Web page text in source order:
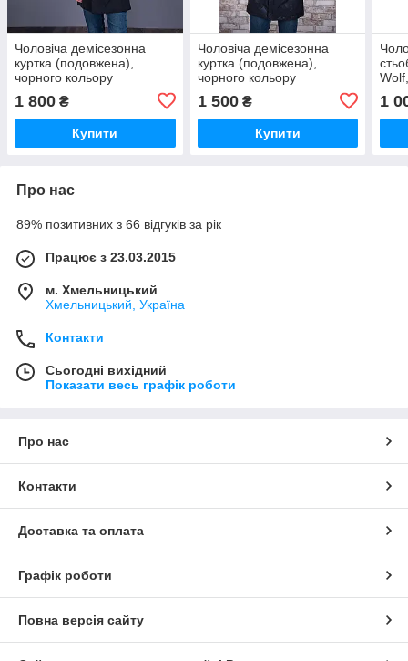
Чоловіча демісезонна
куртка (подовжена),
чорного кольору
1 800 ₴
Купити
Чоловіча демісезонна
куртка (подовжена),
чорного кольору
1 500₴
Купити
1
Про нас
89% позитивних з 66 відгуків за рік
Працює з 23.03.2015
м. Хмельницький
Хмельницький, Україна
Контакти
Сьогодні вихідний
Показати весь графік роботи
Про нас
Контакти
Доставка та оплата
Графік роботи
Повна версія сайту